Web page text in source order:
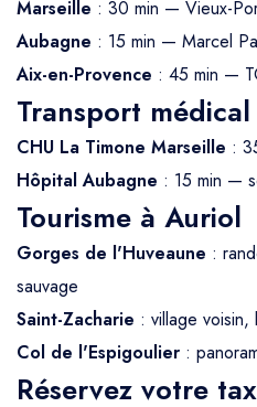
Marseille : 30 min — Vieux-
Aubagne : 15 min — Marcel
Aix-en-Provence : 45 min —
Transport
CHU La Timone Marseille :
Hôpital Aubagne : 15 min —
Tourisme à Auriol
Gorges de l'Huveaune :
sauvage
Saint-Zacharie : village voisin,
Col de l'Espigoulier :
Réservez votre